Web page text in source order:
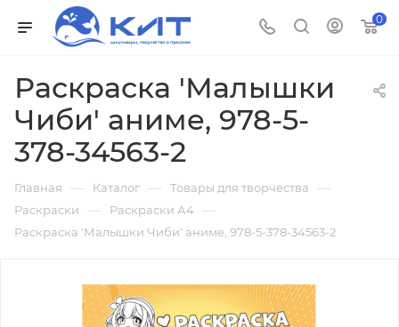
0
Раскраска 'Малышки
Чиби' аниме, 978-5-
378-34563-2
Главная — Каталог — Товары для творчества —
Раскраски — Раскраски А4 —
Раскраска 'Малышки Чиби' аниме, 978-5-378-34563-2